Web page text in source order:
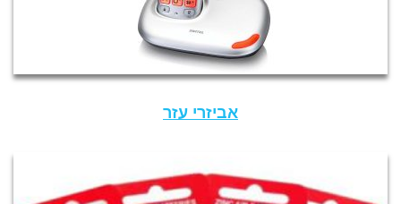
אביזרי עזר